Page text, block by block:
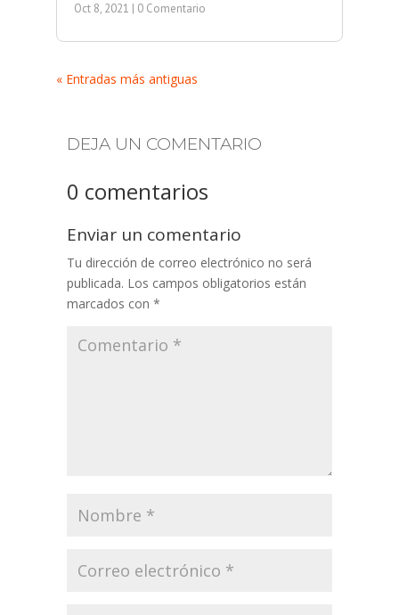
Oct 8, 2021 | 0 Comentario
« Entradas más antiguas
DEJA UN COMENTARIO
0 comentarios
Enviar un comentario
Tu dirección de correo electrónico no será
publicada. Los campos obligatorios están
marcados con *